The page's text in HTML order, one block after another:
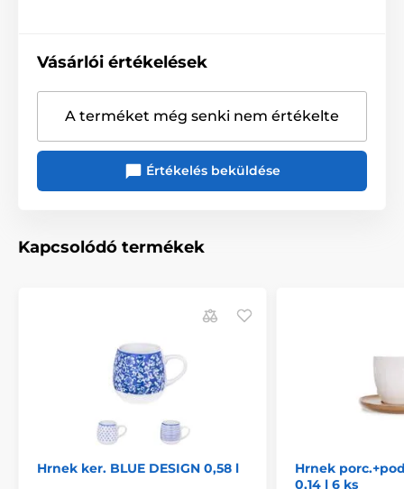
Vásárlói értékelések
A terméket még senki nem értékelte
Értékelés beküldése
Kapcsolódó termékek
Hrnek ker. BLUE DESIGN 0,58 l
Hrnek
0,14 l 6 ks